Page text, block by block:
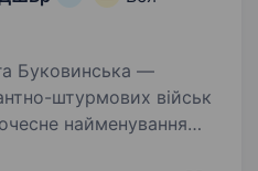
штурмових військ
найменування